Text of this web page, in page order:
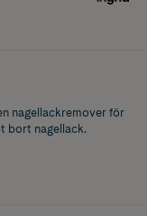
nagellackremover för
bort nagellack.